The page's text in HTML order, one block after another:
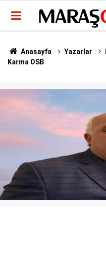
Anasayfa Yazarlar
Karma OSB